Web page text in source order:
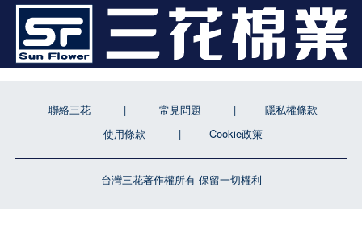
台灣三花著作權所有 保留一切權利
聯絡三花 常見問題
隱私權條款
使用條款
Cookie政策